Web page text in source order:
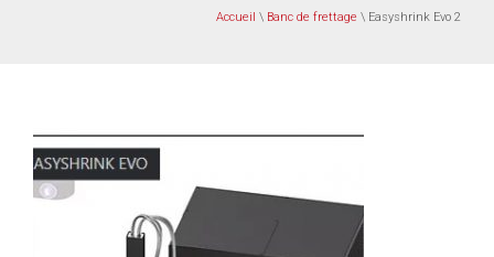
Accueil \ Banc de frettage \ Easyshrink Evo 2